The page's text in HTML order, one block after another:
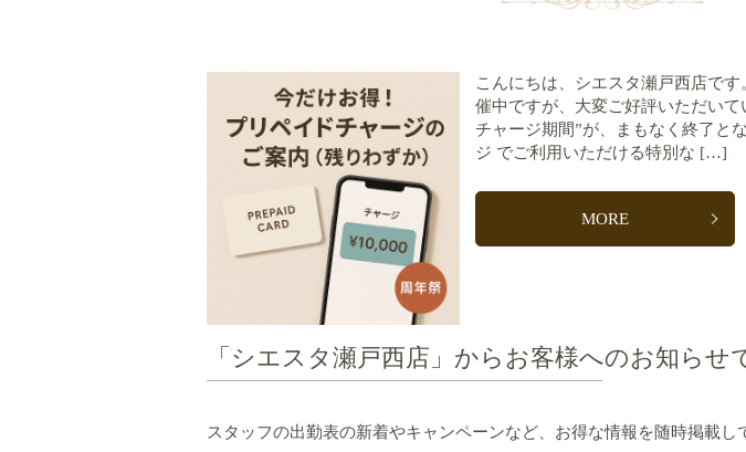
こんにちは、シエスタ瀬戸西店で
催中ですが、大変ご好評いただい
チャージ期間”が、まもなく終了と
ジ でご利用いただける特別な […]
MORE
「シエスタ瀬戸西店」からお客様へのお知らせ
スタッフの出勤表の新着やキャンペーンなど、お得な情報を随時掲載